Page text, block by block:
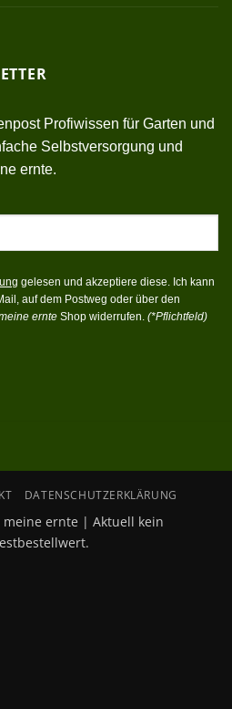
Profiwissen für Garten und
Selbstversorgung und
ernte.
gelesen und akzeptiere diese. Ich kann
auf dem Postweg oder über den
ernte Shop widerrufen. (*Pflichtfeld)
DATENSCHUTZERKLÄRUNG
meine ernte | Aktuell kein